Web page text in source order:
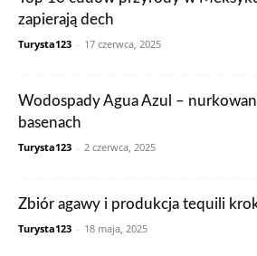
zapierają dech
Turysta123 - 17 czerwca, 2025
Wodospady Agua Azul –
basenach
Turysta123 - 2 czerwca, 2025
Zbiór agawy i produkcja tequili
Turysta123 - 18 maja, 2025